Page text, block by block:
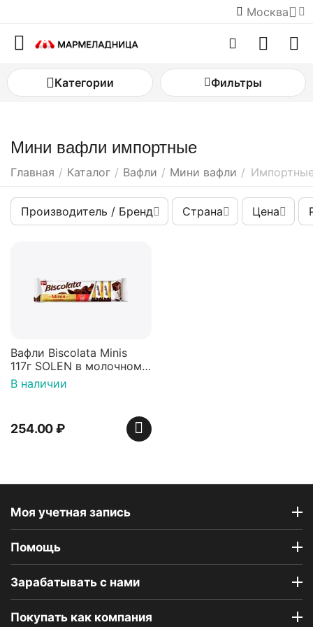
Москва
Категории Фильтры
Мини вафли импортные
Главная / Каталог / Вафли / Мини вафли /
Производитель / Бренд Страна Цена
Вафли Biscolata Minis
117г SOLEN в молочном
шоколаде с ореховым
кремом
В наличии
254.00₽
Моя учетная запись
Помощь
Зарабатывать с нами
Покупать как компания